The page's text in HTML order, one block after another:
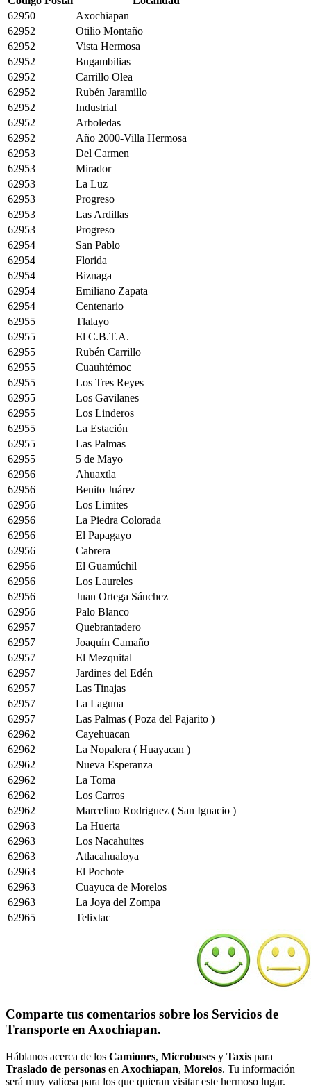
62950
Axochiapan
62952
Otilio Montaño
62952
Vista Hermosa
62952
Bugambilias
62952
Carrillo Olea
62952
Rubén Jaramillo
62952
Industrial
62952
Arboledas
62952
Año 2000-Villa Hermosa
62953
Del Carmen
62953
Mirador
62953
La Luz
62953
Progreso
62953
Las Ardillas
62953
Progreso
62954
San Pablo
62954
Florida
62954
Biznaga
62954
Emiliano Zapata
62954
Centenario
62955
Tlalayo
62955
El C.B.T.A.
62955
Rubén Carrillo
62955
Cuauhtémoc
62955
Los Tres Reyes
62955
Los Gavilanes
62955
Los Linderos
62955
La Estación
62955
Las Palmas
62955
5 de Mayo
62956
Ahuaxtla
62956
Benito Juárez
62956
Los Limites
62956
La Piedra Colorada
62956
El Papagayo
62956
Cabrera
62956
El Guamúchil
62956
Los Laureles
62956
Juan Ortega Sánchez
62956
Palo Blanco
62957
Quebrantadero
62957
Joaquín Camaño
62957
El Mezquital
62957
Jardines del Edén
62957
Las Tinajas
62957
La Laguna
62957
Las Palmas ( Poza del Pajarito )
62962
Cayehuacan
62962
La Nopalera ( Huayacan )
62962
Nueva Esperanza
62962
La Toma
62962
Los Carros
62962
Marcelino Rodriguez ( San Ignacio )
62963
La Huerta
62963
Los Nacahuites
62963
Atlacahualoya
62963
El Pochote
62963
Cuayuca de Morelos
62963
La Joya del Zompa
62965
Telixtac
Comparte tus comentarios sobre los Servicios de
Transporte en Axochiapan.
Háblanos acerca de los Camiones, Microbuses y Taxis para
Traslado de personas en Axochiapan, Morelos. Tu información
será muy valiosa para los que quieran visitar este hermoso lugar.